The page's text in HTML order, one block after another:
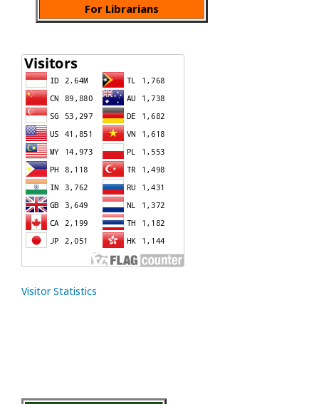
For Librarians
Visitor Statistics